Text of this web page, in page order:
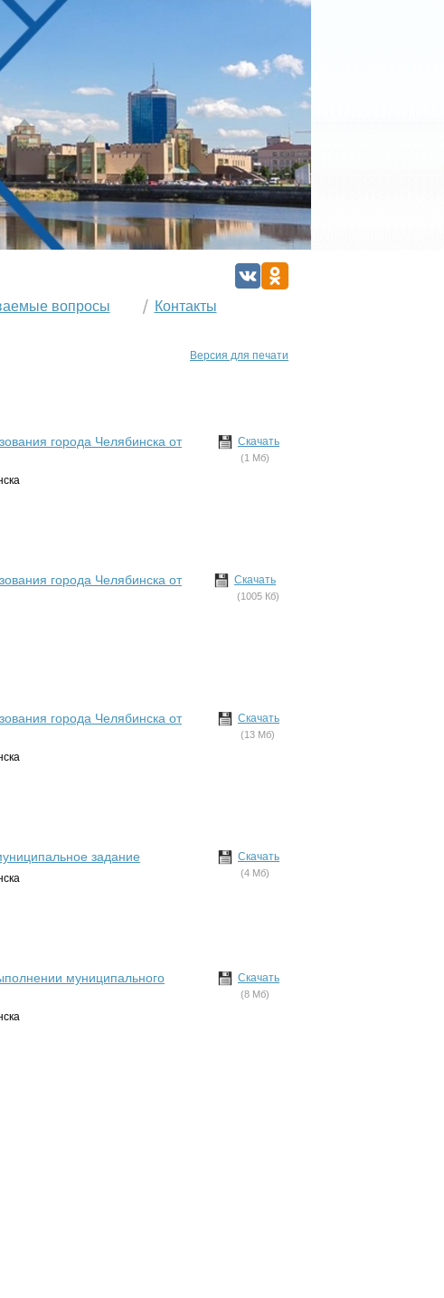
вопросы Контакты
Версия для печати
Скачать
(1 Мб)
города Челябинска от
Скачать
(1005 Кб)
города Челябинска от
Скачать
(13 Мб)
города Челябинска от
Скачать
(4 Мб)
задание
Скачать
(8 Мб)
муниципального